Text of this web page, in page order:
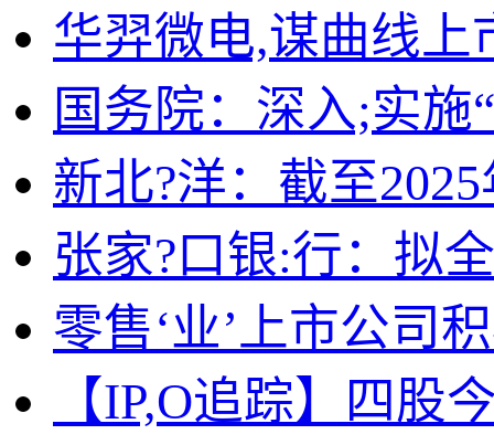
华羿微电,谋曲线上
国务院：深入;实施
新北?洋：截至
张家?口银:行：拟
零售‘业’上市公司
【IP,O追踪】四